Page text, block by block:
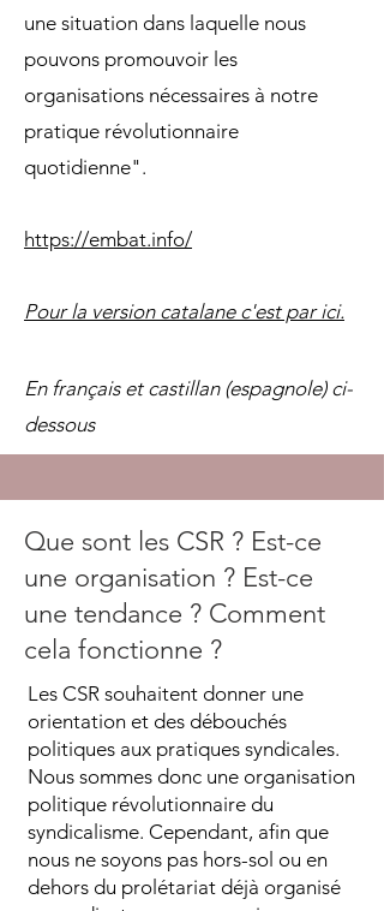
une situation dans laquelle nous
pouvons promouvoir les
organisations nécessaires à notre
pratique révolutionnaire
quotidienne".
https://embat.info/
Pour la version catalane c'est par ici.
En français et castillan (espagnole) ci-
dessous
Que sont les CSR ? Est-ce
une organisation ? Est-ce
une tendance ? Comment
cela fonctionne ?
Les CSR souhaitent donner une
orientation et des débouchés
politiques aux pratiques syndicales.
Nous sommes donc une organisation
politique révolutionnaire du
syndicalisme. Cependant, afin que
nous ne soyons pas hors-sol ou en
dehors du prolétariat déjà organisé